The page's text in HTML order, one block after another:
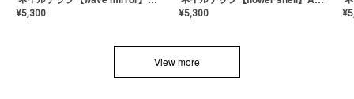
¥5,300 ¥5,300 ¥
View more